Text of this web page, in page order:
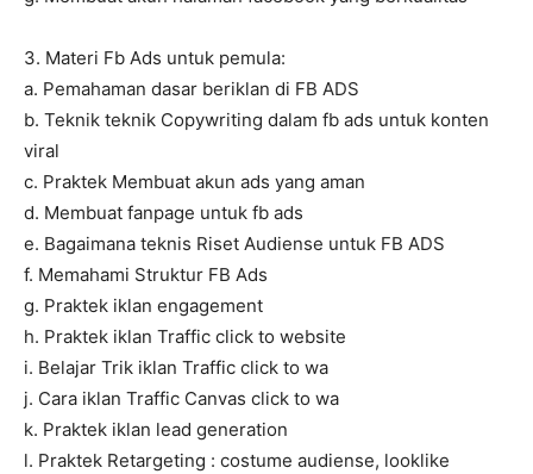
3. Materi Fb Ads untuk pemula:
a. Pemahaman dasar beriklan di FB ADS
b. Teknik teknik Copywriting dalam fb ads untuk konten
viral
c. Praktek Membuat akun ads yang aman
d. Membuat fanpage untuk fb ads
e. Bagaimana teknis Riset Audiense untuk FB ADS
f. Memahami Struktur FB Ads
g. Praktek iklan engagement
h. Praktek iklan Traffic click to website
i. Belajar Trik iklan Traffic click to wa
j. Cara iklan Traffic Canvas click to wa
k. Praktek iklan lead generation
l. Praktek Retargeting : costume audiense, looklike